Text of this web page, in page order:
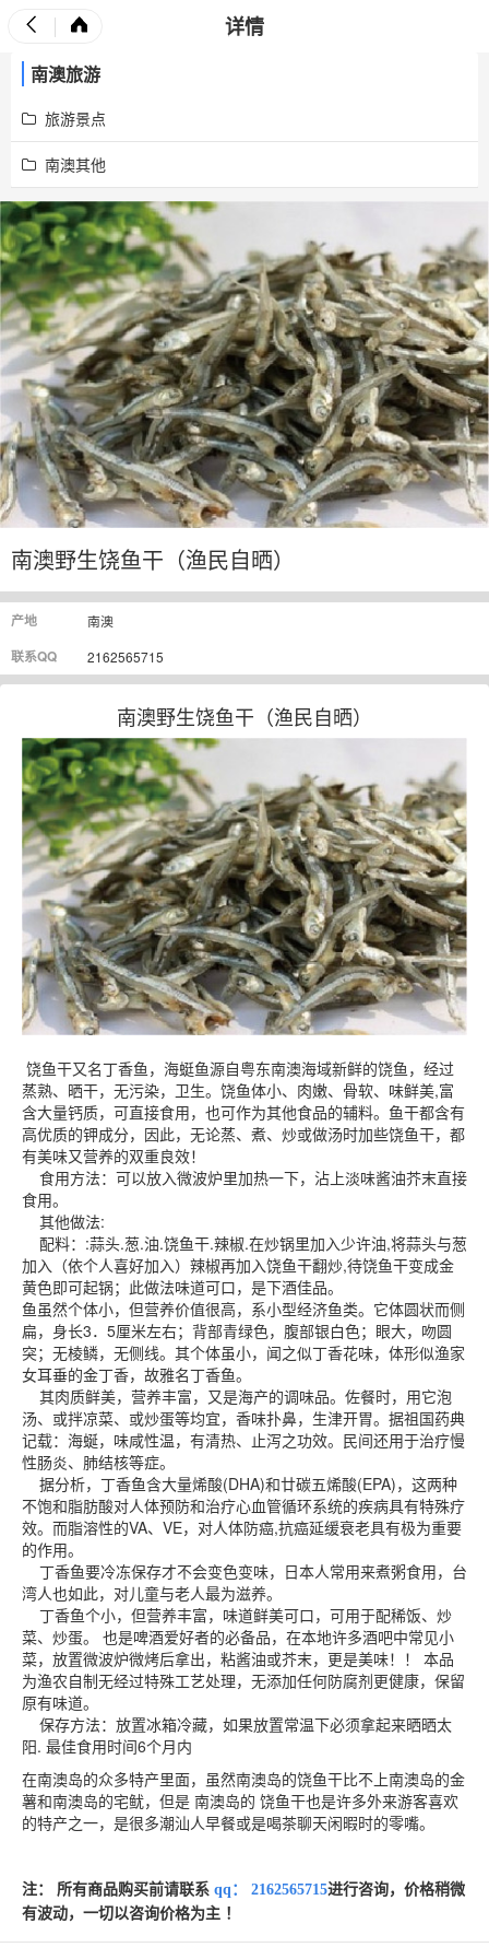
详情
南澳旅游
旅游景点
南澳其他
南澳野生饶鱼干（渔民自晒）
产地
南澳
联系QQ
2162565715
南澳野生饶鱼干（渔民自晒）
饶鱼干又名丁香鱼，海蜓鱼源自粤东南澳海域新鲜的饶鱼，经过
蒸熟、晒干，无污染，卫生。饶鱼体小、肉嫩、骨软、味鲜美,富
含大量钙质，可直接食用，也可作为其他食品的辅料。鱼干都含有
高优质的钾成分，因此，无论蒸、煮、炒或做汤时加些饶鱼干，都
有美味又营养的双重良效！
食用方法：可以放入微波炉里加热一下，沾上淡味酱油芥末直接
食用。
其他做法:
配料：:蒜头.葱.油.饶鱼干.辣椒.在炒锅里加入少许油,将蒜头与葱
加入（依个人喜好加入）辣椒再加入饶鱼干翻炒,待饶鱼干变成金
黄色即可起锅；此做法味道可口，是下酒佳品。
鱼虽然个体小，但营养价值很高，系小型经济鱼类。它体圆状而侧
扁，身长3．5厘米左右；背部青绿色，腹部银白色；眼大，吻圆
突；无棱鳞，无侧线。其个体虽小，闻之似丁香花味，体形似渔家
女耳垂的金丁香，故雅名丁香鱼。
其肉质鲜美，营养丰富，又是海产的调味品。佐餐时，用它泡
汤、或拌凉菜、或炒蛋等均宜，香味扑鼻，生津开胃。据祖国药典
记载：海蜒，味咸性温，有清热、止泻之功效。民间还用于治疗慢
性肠炎、肺结核等症。
据分析，丁香鱼含大量烯酸(DHA)和廿碳五烯酸(EPA)，这两种
不饱和脂肪酸对人体预防和治疗心血管循环系统的疾病具有特殊疗
效。而脂溶性的VA、VE，对人体防癌,抗癌延缓衰老具有极为重要
的作用。
丁香鱼要冷冻保存才不会变色变味，日本人常用来煮粥食用，台
湾人也如此，对儿童与老人最为滋养。
丁香鱼个小，但营养丰富，味道鲜美可口，可用于配稀饭、炒
菜、炒蛋。 也是啤酒爱好者的必备品，在本地许多酒吧中常见小
菜，放置微波炉微烤后拿出，粘酱油或芥末，更是美味！！ 本品
为渔农自制无经过特殊工艺处理，无添加任何防腐剂更健康，保留
原有味道。
保存方法：放置冰箱冷藏，如果放置常温下必须拿起来晒晒太
阳. 最佳食用时间6个月内
在南澳岛的众多特产里面，虽然南澳岛的饶鱼干比不上南澳岛的金
薯和南澳岛的宅鱿，但是 南澳岛的 饶鱼干也是许多外来游客喜欢
的特产之一，是很多潮汕人早餐或是喝茶聊天闲暇时的零嘴。
注： 所有商品购买前请联系 qq： 2162565715进行咨询，价格稍微
有波动，一切以咨询价格为主 ！